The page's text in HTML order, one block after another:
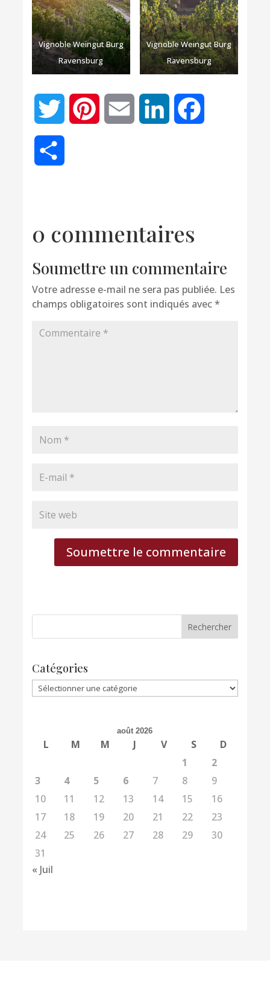
Vignoble Weingut Burg
Ravensburg
Vignoble Weingut Burg
Ravensburg
Twitter Pinterest Email LinkedIn
0 commentaires
Soumettre un commentaire
Votre adresse e-mail ne sera pas publiée. Les
champs obligatoires sont indiqués avec*
Soumettre le commentaire
Catégories
Catégories
août 2026
L M M J V S
D
1
2
3
4 5 6 7 8
9
10
11 12 13 14 15
16
17
18 19 20 21 22
23
24
25 26 27 28 29
30
31
« Juil